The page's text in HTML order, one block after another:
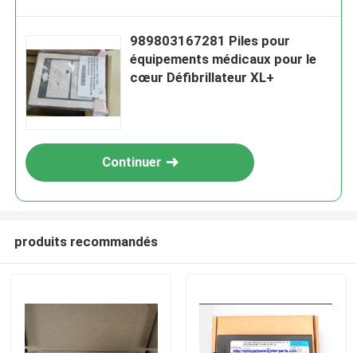
989803167281 Piles pour
équipements médicaux pour le
cœur Défibrillateur XL+
Continuer
produits recommandés